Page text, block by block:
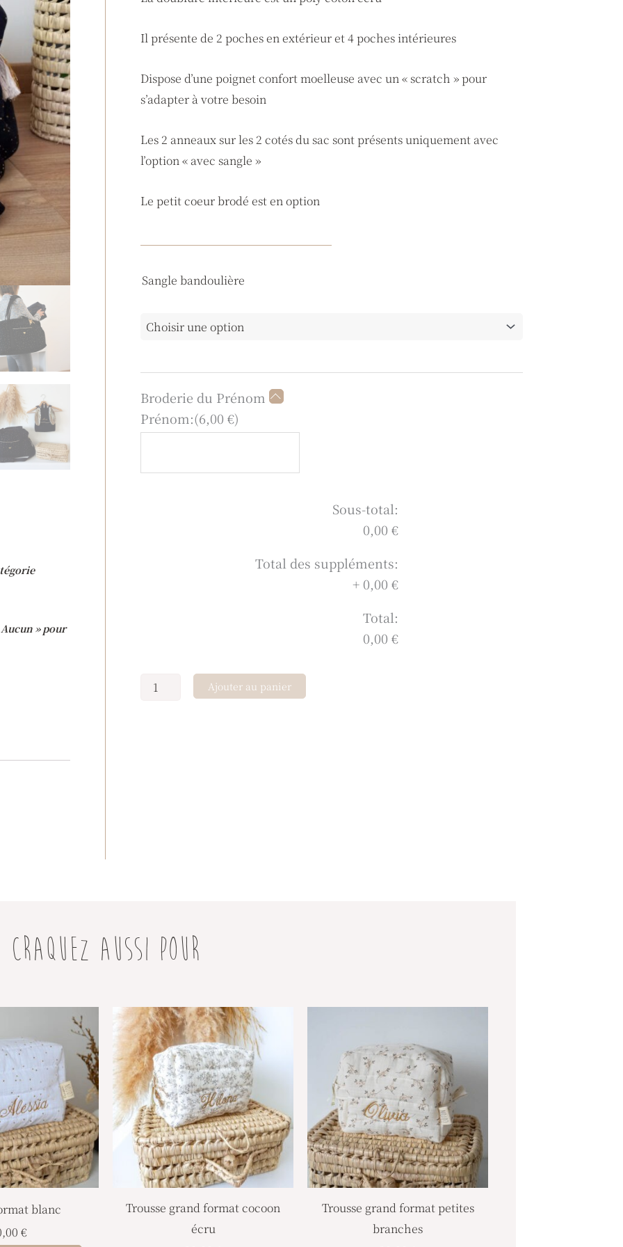
» pour
Il présente de 2 poches en extérieur et 4 poches intérieures
Dispose d’une poignet confort moelleuse avec un « scratch » pour
s’adapter à votre besoin
Les 2 anneaux sur les 2 cotés du sac sont présents uniquement avec
l’option « avec sangle »
Le petit coeur brodé est en option
Sangle bandoulière
Broderie du Prénom
Prénom:(6,00 €)
Sous-total:
0,00 €
Total des suppléments:
+ 0,00 €
Total:
0,00 €
de
noir
or
Ajouter au panier
CRAQUEZ AUSSI POUR
blanc
€
Trousse grand format cocoon
écru
Trousse grand format petites
branches